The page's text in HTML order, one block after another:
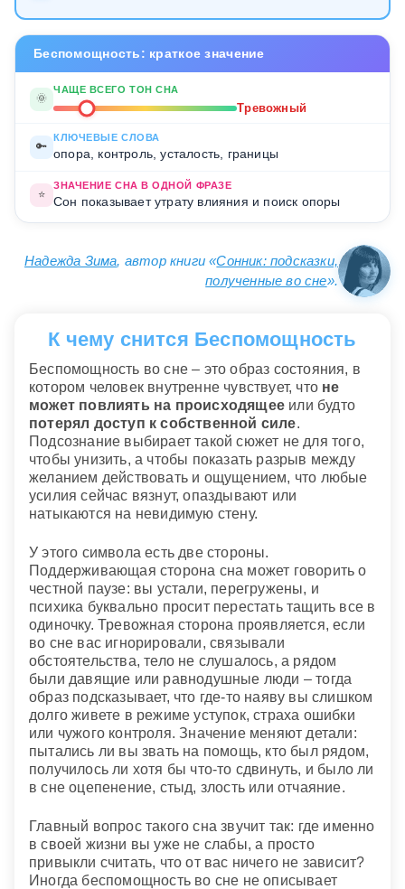
Беспомощность: краткое значение
🌞
ЧАЩЕ ВСЕГО ТОН СНА
Тревожный
🔑
КЛЮЧЕВЫЕ СЛОВА
опора, контроль, усталость, границы
⭐
ЗНАЧЕНИЕ СНА В ОДНОЙ ФРАЗЕ
Сон показывает утрату влияния и поиск опоры
Надежда Зима, автор книги «Сонник: подсказки,
полученные во сне».
К чему снится Беспомощность
Беспомощность во сне – это образ состояния, в
котором человек внутренне чувствует, что не
может повлиять на происходящее или будто
потерял доступ к собственной силе.
Подсознание выбирает такой сюжет не для того,
чтобы унизить, а чтобы показать разрыв между
желанием действовать и ощущением, что любые
усилия сейчас вязнут, опаздывают или
натыкаются на невидимую стену.
У этого символа есть две стороны.
Поддерживающая сторона сна может говорить о
честной паузе: вы устали, перегружены, и
психика буквально просит перестать тащить все в
одиночку. Тревожная сторона проявляется, если
во сне вас игнорировали, связывали
обстоятельства, тело не слушалось, а рядом
были давящие или равнодушные люди – тогда
образ подсказывает, что где-то наяву вы слишком
долго живете в режиме уступок, страха ошибки
или чужого контроля. Значение меняют детали:
пытались ли вы звать на помощь, кто был рядом,
получилось ли хотя бы что-то сдвинуть, и было ли
в сне оцепенение, стыд, злость или отчаяние.
Главный вопрос такого сна звучит так: где именно
в своей жизни вы уже не слабы, а просто
привыкли считать, что от вас ничего не зависит?
Иногда беспомощность во сне не описывает